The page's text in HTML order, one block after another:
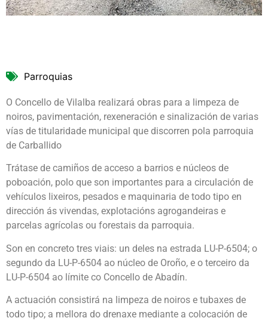
Parroquias
O Concello de Vilalba realizará obras para a limpeza de
noiros, pavimentación, rexeneración e sinalización de varias
vías de titularidade municipal que discorren pola parroquia
de Carballido
Trátase de camiños de acceso a barrios e núcleos de
poboación, polo que son importantes para a circulación de
vehículos lixeiros, pesados e maquinaria de todo tipo en
dirección ás vivendas, explotacións agrogandeiras e
parcelas agrícolas ou forestais da parroquia.
Son en concreto tres viais: un deles na estrada LU-P-6504; o
segundo da LU-P-6504 ao núcleo de Oroño, e o terceiro da
LU-P-6504 ao límite co Concello de Abadín.
A actuación consistirá na limpeza de noiros e tubaxes de
todo tipo; a mellora do drenaxe mediante a colocación de